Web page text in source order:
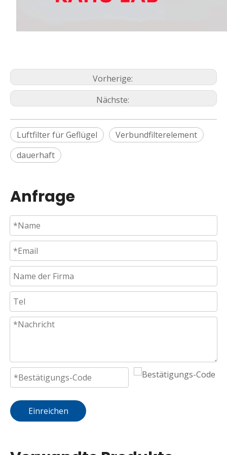
Vorherige:
Nächste:
Luftfilter für Geflügel
Verbundfilterelement
dauerhaft
Anfrage
Einreichen